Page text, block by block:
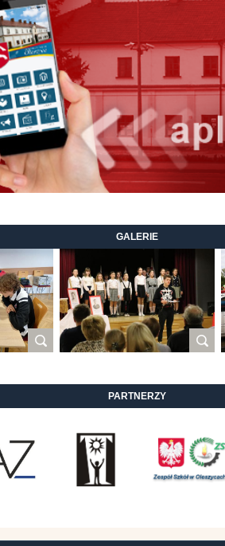
GALERIE
PARTNERZY